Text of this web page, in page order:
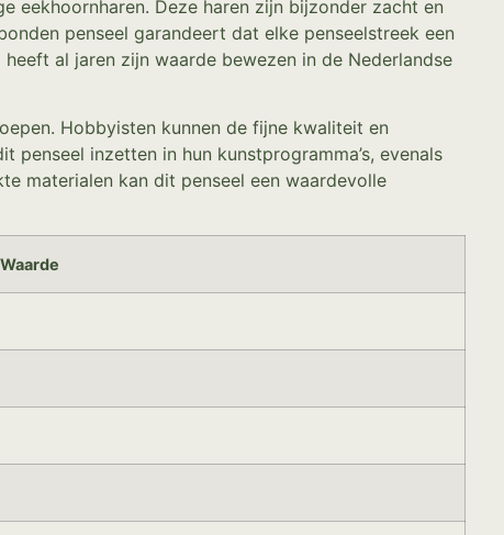
eekhoornharen. Deze haren zijn bijzonder zacht en
penseel garandeert dat elke penseelstreek een
al jaren zijn waarde bewezen in de Nederlandse
Hobbyisten kunnen de fijne kwaliteit en
inzetten in hun kunstprogramma’s, evenals
materialen kan dit penseel een waardevolle
Waarde